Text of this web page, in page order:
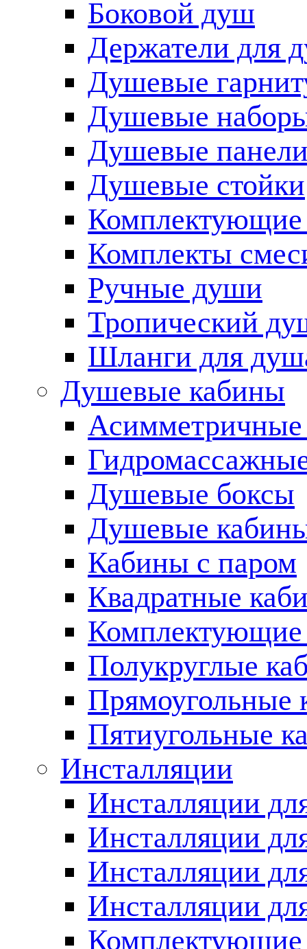
Боковой душ
Держатели для
Душевые
Душевые
Душевые
Душевые стойки
Комплекты
Ручные души
Тропический
Шланги для
Душевые кабины
Душевые боксы
Душевые
Кабины с паром
Квадратные
Комплектующие
Полукруглые
Прямоугольные
Пятиугольные
Инсталляции
Инсталляции
Инсталляции
Инсталляции
Инсталляции
Комплектующие